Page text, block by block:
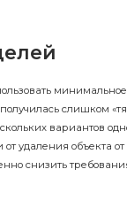
слишком
вариантов
удаления объекта
снизить